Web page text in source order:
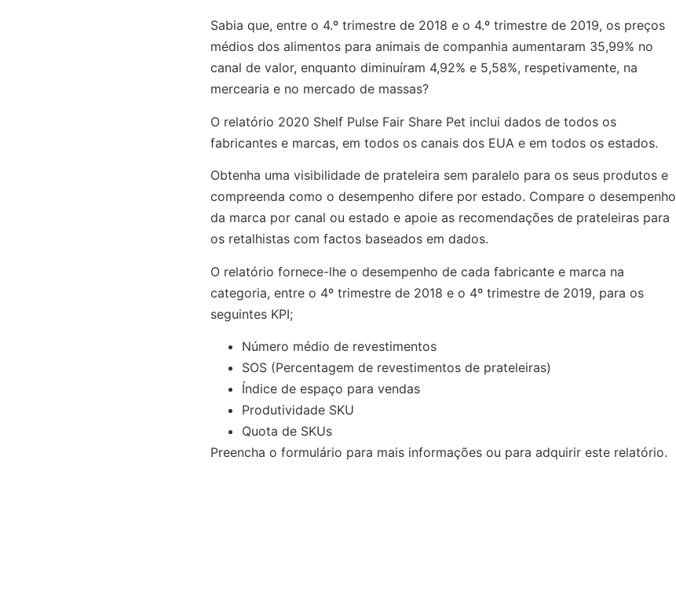
Sabia que, entre o 4.º trimestre de 2018 e o 4.º trimestre de 2019, os preços
médios dos alimentos para animais de companhia aumentaram 35,99% no
canal de valor, enquanto diminuíram 4,92% e 5,58%, respetivamente, na
mercearia e no mercado de massas?
O relatório 2020 Shelf Pulse Fair Share Pet inclui dados de todos os
fabricantes e marcas, em todos os canais dos EUA e em todos os estados.
Obtenha uma visibilidade de prateleira sem paralelo para os seus produtos e
compreenda como o desempenho difere por estado. Compare o desempenho
da marca por canal ou estado e apoie as recomendações de prateleiras para
os retalhistas com factos baseados em dados.
O relatório fornece-lhe o desempenho de cada fabricante e marca na
categoria, entre o 4º trimestre de 2018 e o 4º trimestre de 2019, para os
seguintes KPI;
Número médio de revestimentos
SOS (Percentagem de revestimentos de prateleiras)
Índice de espaço para vendas
Produtividade SKU
Quota de SKUs
Preencha o formulário para mais informações ou para adquirir este relatório.